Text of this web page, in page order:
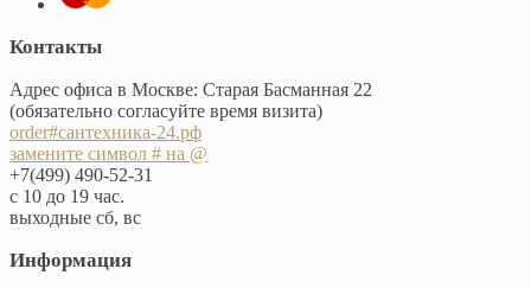
Контакты
Адрес офиса в Москве: Старая Басманная 22
(обязательно согласуйте время визита)
order#сантехника-24.рф
замените символ # на @
+7(499) 490-52-31
с 10 до 19 час.
выходные сб, вс
Информация